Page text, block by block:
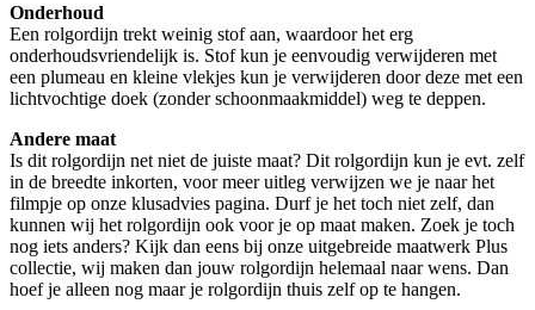
Onderhoud
Een rolgordijn trekt weinig stof aan, waardoor het erg
onderhoudsvriendelijk is. Stof kun je eenvoudig verwijderen met
een plumeau en kleine vlekjes kun je verwijderen door deze met een
lichtvochtige doek (zonder schoonmaakmiddel) weg te deppen.
Andere maat
Is dit rolgordijn net niet de juiste maat? Dit rolgordijn kun je evt. zelf
in de breedte inkorten, voor meer uitleg verwijzen we je naar het
filmpje op onze klusadvies pagina. Durf je het toch niet zelf, dan
kunnen wij het rolgordijn ook voor je op maat maken. Zoek je toch
nog iets anders? Kijk dan eens bij onze uitgebreide maatwerk Plus
collectie, wij maken dan jouw rolgordijn helemaal naar wens. Dan
hoef je alleen nog maar je rolgordijn thuis zelf op te hangen.